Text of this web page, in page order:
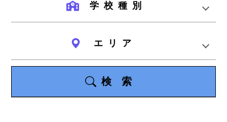
学校種別
エリア
検索